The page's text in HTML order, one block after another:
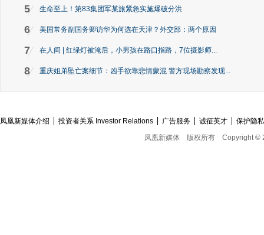
5 生命至上！第83集团军某旅紧急实施爆破分洪
6 美国常务副国务卿访华为何选在天津？外交部：两个原因
7 在人间 | 红绿灯被淹后，小男孩在路口指路，7位摄影师...
8 重庆姐弟坠亡案细节：凶手欲靠悲情蒙混 警方现场勘察发现...
凤凰新媒体介绍 投资者关系 Investor Relations 广告服务 诚征英才
保护隐
凤凰新媒体
版权所有 Copyright ©